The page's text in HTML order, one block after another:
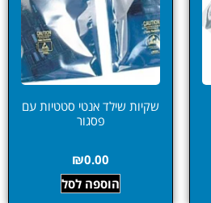
שקיות שילד אנטי סטטיות עם
פסגור
₪0.00
הוספה לסל